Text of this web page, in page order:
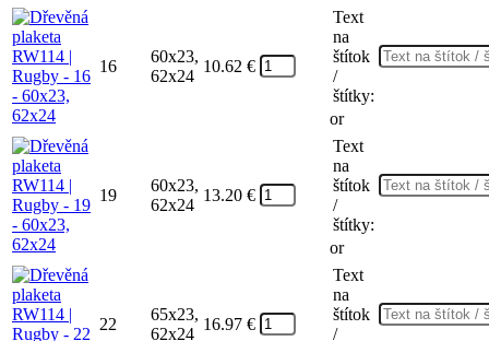
16
60x23,
62x24
10.62 €
Text
na
štítok
/
štítky:
or
19
60x23,
62x24
13.20 €
Text
na
štítok
/
štítky:
or
22
65x23,
62x24
16.97 €
Text
na
štítok
/